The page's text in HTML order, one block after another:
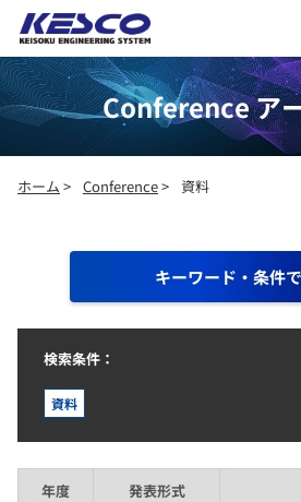
Conference ア
ホーム > Conference> 資料
キーワード・条件
検索条件：
資料
年度 発表形式